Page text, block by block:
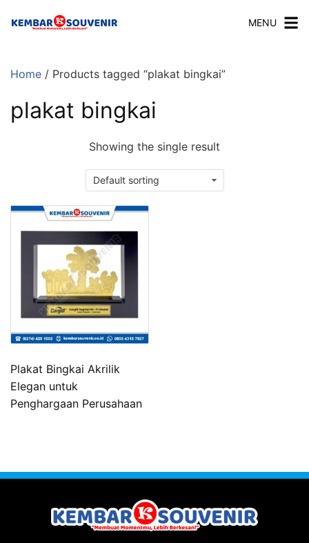
MENU
Home / Products tagged “plakat bingkai”
plakat bingkai
Showing the single result
Plakat Bingkai Akrilik
Elegan untuk
Penghargaan Perusahaan